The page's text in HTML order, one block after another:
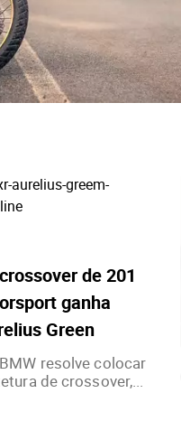
de 201
ganha
Green
resolve colocar
de crossover,...